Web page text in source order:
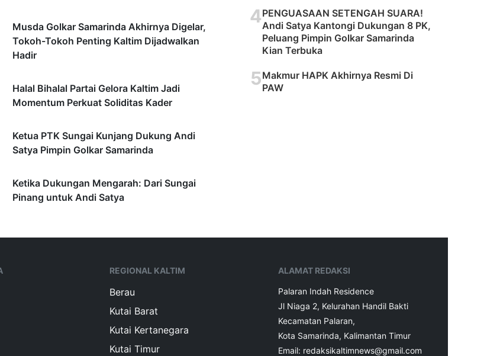
Musda Golkar Samarinda Akhirnya Digelar,
Tokoh-Tokoh Penting Kaltim Dijadwalkan
Hadir
Halal Bihalal Partai Gelora Kaltim Jadi
Momentum Perkuat Soliditas Kader
Ketua PTK Sungai Kunjang Dukung Andi
Satya Pimpin Golkar Samarinda
Ketika Dukungan Mengarah: Dari Sungai
Pinang untuk Andi Satya
4PENGUASAAN SETENGAH SUARA!
Andi Satya Kantongi Dukungan 8 PK,
Peluang Pimpin Golkar Samarinda
Kian Terbuka
5Makmur HAPK Akhirnya Resmi Di
PAW
REGIONAL KALTIM
Berau
Kutai Barat
Kutai Kertanegara
Kutai Timur
ALAMAT REDAKSI
Palaran Indah Residence
Jl Niaga 2, Kelurahan Handil Bakti
Kecamatan Palaran,
Kota Samarinda, Kalimantan Timur
Email: redaksikaltimnews@gmail.com